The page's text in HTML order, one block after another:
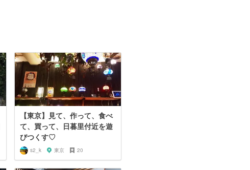
【東京】見て、作って、食べ
て、買って、日暮里付近を遊
びつくす♡
s2_k 東京 20